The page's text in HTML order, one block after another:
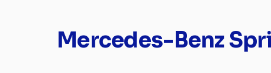
Mercedes-Benz